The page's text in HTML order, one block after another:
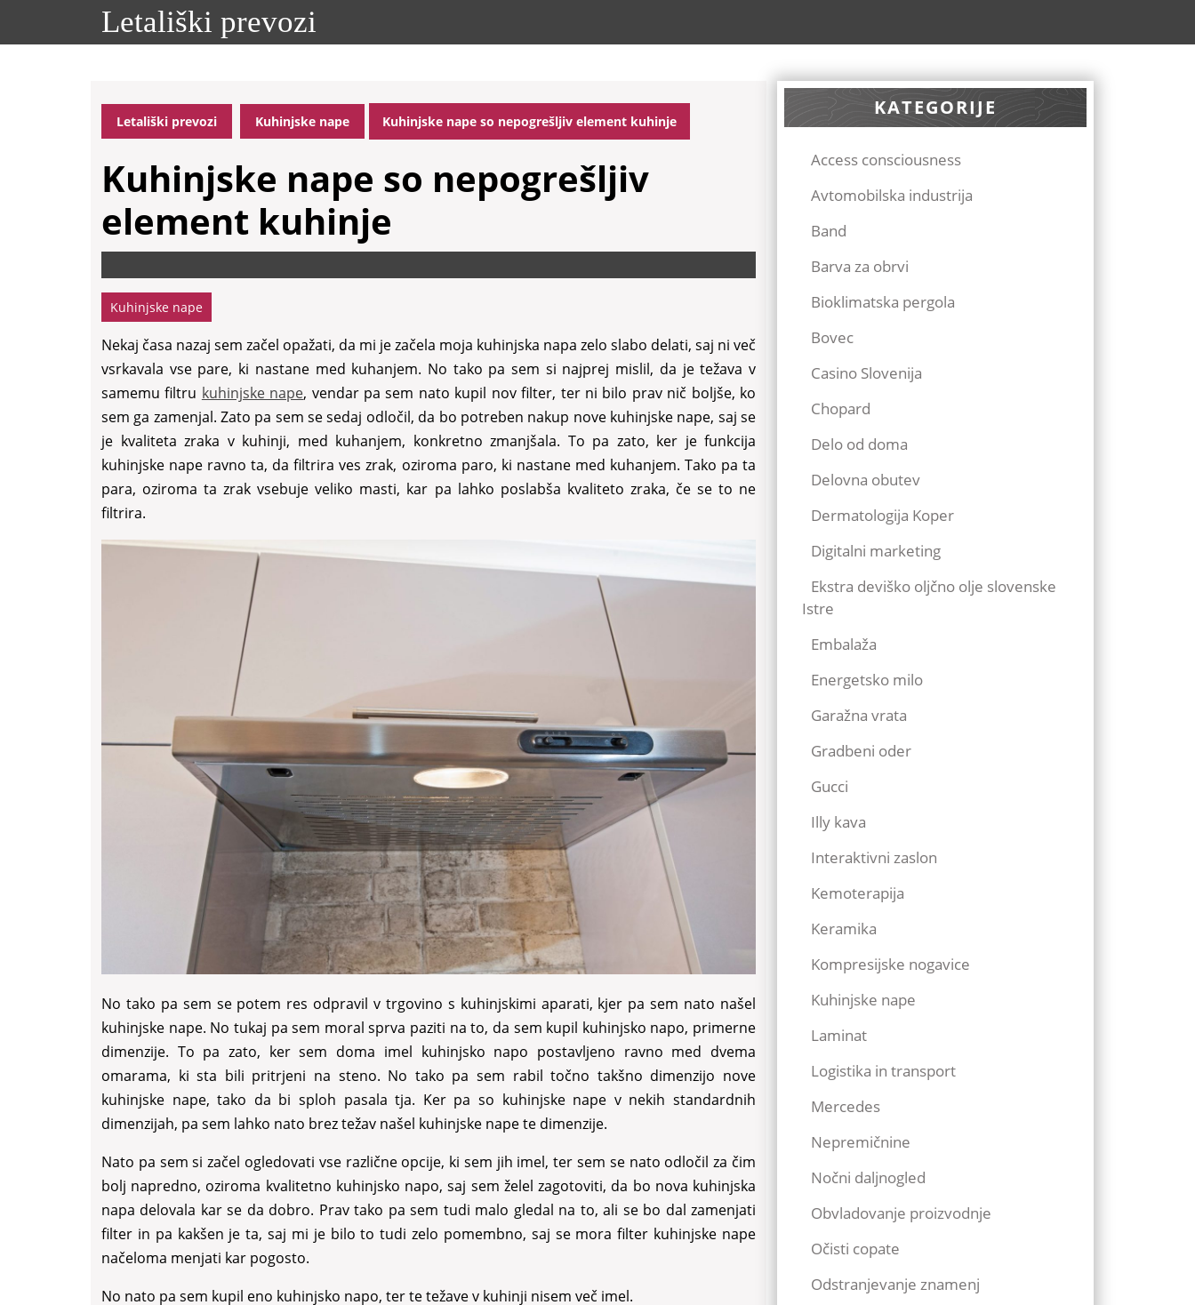
content
Letališki prevozi
Letališki prevozi Kuhinjske nape Kuhinjske nape so nepogrešljiv element kuhinje
Kuhinjske nape so nepogrešljiv
element kuhinje
Kuhinjske nape
Nekaj časa nazaj sem začel opažati, da mi je začela moja kuhinjska napa zelo slabo delati, saj ni več
vsrkavala vse pare, ki nastane med kuhanjem. No tako pa sem si najprej mislil, da je težava v
samemu filtru kuhinjske nape, vendar pa sem nato kupil nov filter, ter ni bilo prav nič boljše, ko
sem ga zamenjal. Zato pa sem se sedaj odločil, da bo potreben nakup nove kuhinjske nape, saj se
je kvaliteta zraka v kuhinji, med kuhanjem, konkretno zmanjšala. To pa zato, ker je funkcija
kuhinjske nape ravno ta, da filtrira ves zrak, oziroma paro, ki nastane med kuhanjem. Tako pa ta
para, oziroma ta zrak vsebuje veliko masti, kar pa lahko poslabša kvaliteto zraka, če se to ne
filtrira.
No tako pa sem se potem res odpravil v trgovino s kuhinjskimi aparati, kjer pa sem nato našel
kuhinjske nape. No tukaj pa sem moral sprva paziti na to, da sem kupil kuhinjsko napo, primerne
dimenzije. To pa zato, ker sem doma imel kuhinjsko napo postavljeno ravno med dvema
omarama, ki sta bili pritrjeni na steno. No tako pa sem rabil točno takšno dimenzijo nove
kuhinjske nape, tako da bi sploh pasala tja. Ker pa so kuhinjske nape v nekih standardnih
dimenzijah, pa sem lahko nato brez težav našel kuhinjske nape te dimenzije.
Nato pa sem si začel ogledovati vse različne opcije, ki sem jih imel, ter sem se nato odločil za čim
bolj napredno, oziroma kvalitetno kuhinjsko napo, saj sem želel zagotoviti, da bo nova kuhinjska
napa delovala kar se da dobro. Prav tako pa sem tudi malo gledal na to, ali se bo dal zamenjati
filter in pa kakšen je ta, saj mi je bilo to tudi zelo pomembno, saj se mora filter kuhinjske nape
načeloma menjati kar pogosto.
No nato pa sem kupil eno kuhinjsko napo, ter te težave v kuhinji nisem več imel.
KATEGORIJE
Access consciousness
Avtomobilska industrija
Band
Barva za obrvi
Bioklimatska pergola
Bovec
Casino Slovenija
Chopard
Delo od doma
Delovna obutev
Dermatologija Koper
Digitalni marketing
Ekstra deviško oljčno olje slovenske
Istre
Embalaža
Energetsko milo
Garažna vrata
Gradbeni oder
Gucci
Illy kava
Interaktivni zaslon
Kemoterapija
Keramika
Kompresijske nogavice
Kuhinjske nape
Laminat
Logistika in transport
Mercedes
Nepremičnine
Nočni daljnogled
Obvladovanje proizvodnje
Očisti copate
Odstranjevanje znamenj